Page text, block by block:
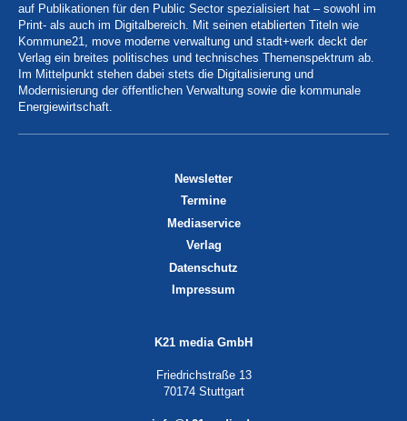
auf Publikationen für den Public Sector spezialisiert hat – sowohl im
Print- als auch im Digitalbereich. Mit seinen etablierten Titeln wie
Kommune21, move moderne verwaltung und stadt+werk deckt der
Verlag ein breites politisches und technisches Themenspektrum ab.
Im Mittelpunkt stehen dabei stets die Digitalisierung und
Modernisierung der öffentlichen Verwaltung sowie die kommunale
Energiewirtschaft.
Newsletter
Termine
Mediaservice
Verlag
Datenschutz
Impressum
K21 media GmbH
Friedrichstraße 13
70174 Stuttgart